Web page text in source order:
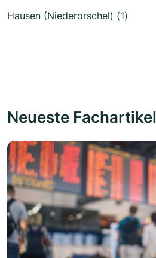
Hausen (Niederorschel) (1)
Neueste Fachartikel